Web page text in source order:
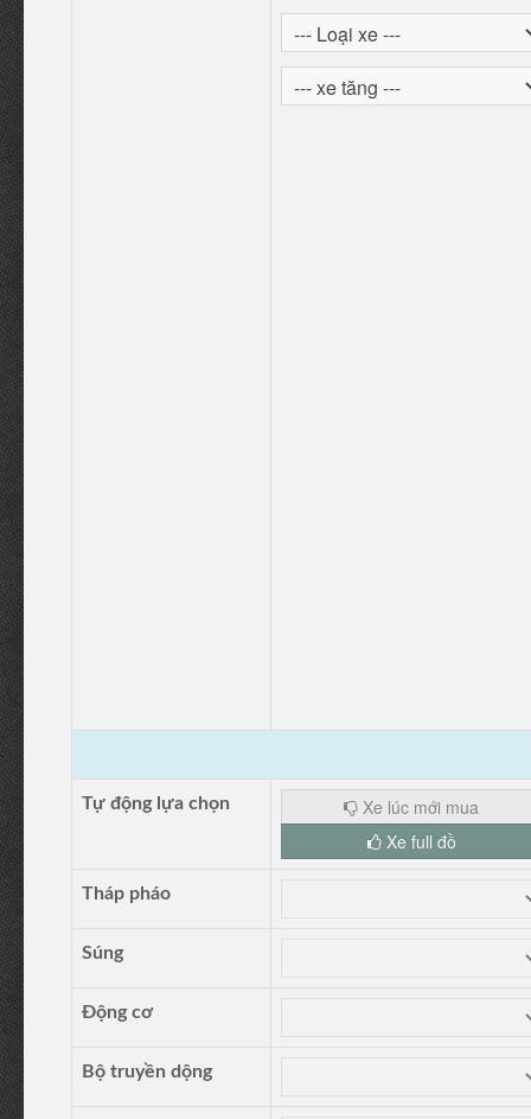
Tự động lựa chọn
Xe lúc mới mua
Xe full đồ
Tháp pháo
Súng
Động cơ
Bộ truyền dộng